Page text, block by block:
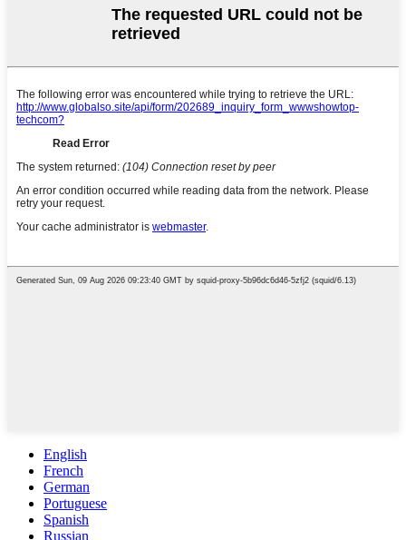
English
French
German
Portuguese
Spanish
Russian